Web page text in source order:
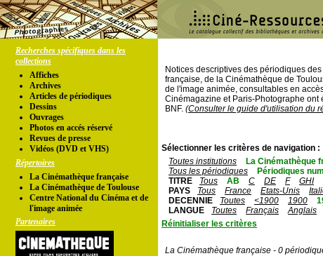
Recherches spécifiques dans les
collections
Affiches
Archives
Articles de périodiques
Dessins
Ouvrages
Photos en accés réservé
Revues de presse
Vidéos (DVD et VHS)
Répertoires
La Cinémathèque française
La Cinémathèque de Toulouse
Centre National du Cinéma et de
l'image animée
Partenaires
Notices descriptives des périodiques
française, de la Cinémathèque de
de l'image animée, consultables en
Cinémagazine et Paris-Photographe
BNF. (Consulter le guide d'utilisation du
Sélectionner les critères de navigation :
Toutes institutions
La Cinémathèque
Tous les périodiques
Périodiques
TITRE
Tous AB C DE F GHI
PAYS
Tous France Etats-Unis
DECENNIE
Toutes <1900 1900
LANGUE
Toutes Français Anglais
Réinitialiser les critères
La Cinémathèque française - 0